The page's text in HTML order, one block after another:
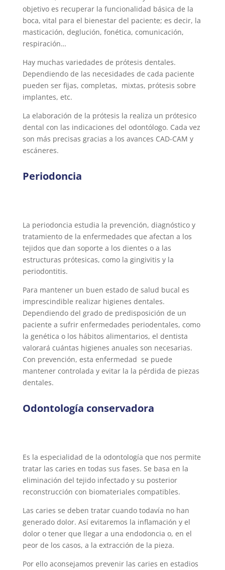
objetivo es recuperar la funcionalidad básica de la
boca, vital para el bienestar del paciente; es decir, la
masticación, deglución, fonética, comunicación,
respiración…
Hay muchas variedades de prótesis dentales.
Dependiendo de las necesidades de cada paciente
pueden ser fijas, completas, mixtas, prótesis sobre
implantes, etc.
La elaboración de la prótesis la realiza un prótesico
dental con las indicaciones del odontólogo. Cada vez
son más precisas gracias a los avances CAD-CAM y
escáneres.
Periodoncia
La periodoncia estudia la prevención, diagnóstico y
tratamiento de la enfermedades que afectan a los
tejidos que dan soporte a los dientes o a las
estructuras prótesicas, como la gingivitis y la
periodontitis.
Para mantener un buen estado de salud bucal es
imprescindible realizar higienes dentales.
Dependiendo del grado de predisposición de un
paciente a sufrir enfermedades periodentales, como
la genética o los hábitos alimentarios, el dentista
valorará cuántas higienes anuales son necesarias.
Con prevención, esta enfermedad se puede
mantener controlada y evitar la la pérdida de piezas
dentales.
Odontología conservadora
Es la especialidad de la odontología que nos permite
tratar las caries en todas sus fases. Se basa en la
eliminación del tejido infectado y su posterior
reconstrucción con biomateriales compatibles.
Las caries se deben tratar cuando todavía no han
generado dolor. Así evitaremos la inflamación y el
dolor o tener que llegar a una endodoncia o, en el
peor de los casos, a la extracción de la pieza.
Por ello aconsejamos prevenir las caries en estadios